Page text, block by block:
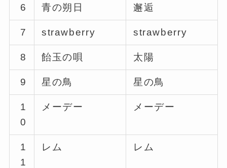
6 青の朔日 邂逅
7 strawberry strawberry
8 飴玉の唄 太陽
9 星の鳥 星の鳥
1
0
メーデー メーデー
1
1
レム レム